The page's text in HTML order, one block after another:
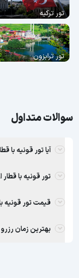
تور ترکیه
تور ترابزون
سوالات متداول
آیا تور قونیه با
تور قونیه با
قیمت تور قونیه
بهترین زمان